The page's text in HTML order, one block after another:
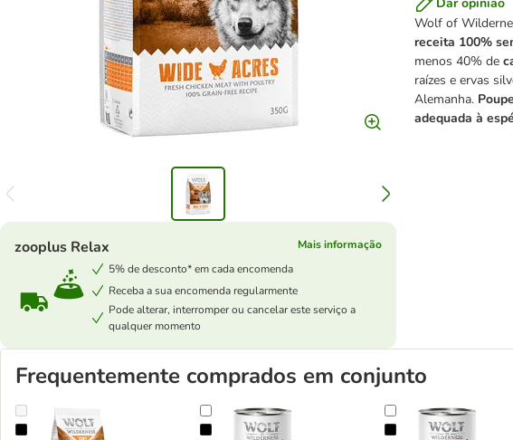
Wolf of
receita 100%
menos 40% de
raízes e ervas
Alemanha.
adequada à
zooplus Relax
Mais informação
5% de desconto* em cada encomenda
Receba a sua encomenda regularmente
Pode alterar, interromper ou cancelar este serviço a
qualquer momento
Frequentemente comprados em conjunto
Wolf of Wilderness ração para cãesWolf of Wilderness 1 x 400 g Wolf of Wilderness